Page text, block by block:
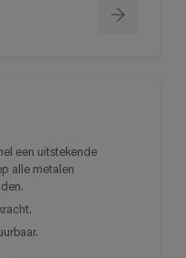
een uitstekende
alle metalen